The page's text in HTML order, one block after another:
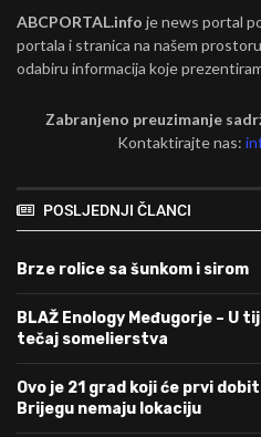
ABCPORTAL.info je news portal
portala i stranica na našem
odabiru informacija koje
Zabranjeno preuzimanje
Kontaktirajte nas:
POSLJEDNJI ČLANCI
Brze rolice sa šunkom i sirom
BLAŽ Enology Međugorje – U
tečaj somelierstva
Ovo je 21 grad koji će prvi
Brijegu nemaju lokaciju